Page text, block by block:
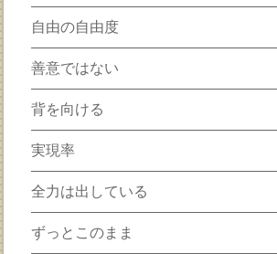
自由の自由度
善意ではない
背を向ける
実現率
全力は出している
ずっとこのまま